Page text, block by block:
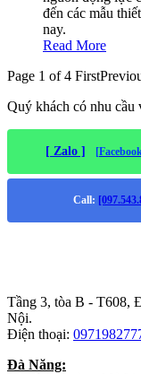
đến các mẫu
nay.
Read More
Page 1 of 4 First
Quý khách có nhu cầu
[ Zalo ]
Call:
Tầng 3, tòa B - T608,
Nội.
Điện thoại:
Đà Năng: